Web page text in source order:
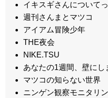
イキスギさんについて
週刊さんまとマツコ
アイアム冒険少年
THE夜会
NIKE.TSU
あなたの1週間、壁にし
マツコの知らない世界
ニンゲン観察モニタリ